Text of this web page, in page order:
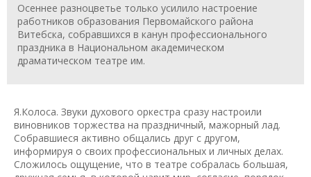
Осеннее разноцветье только усилило настроение
работников образования Первомайского района
Витебска, собравшихся в канун профессионального
праздника в Национальном академическом
драматическом театре им.
Я.Колоса. Звуки духового оркестра сразу настроили
виновников торжества на праздничный, мажорный лад.
Собравшиеся активно общались друг с другом,
информируя о своих профессиональных и личных делах.
Сложилось ощущение, что в театре собралась большая,